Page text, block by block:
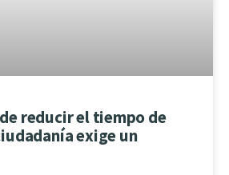
reducir el tiempo de
exige un